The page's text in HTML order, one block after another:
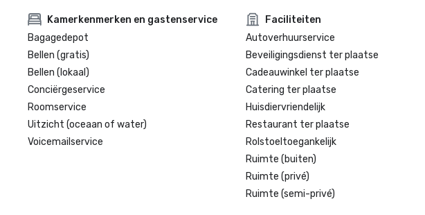
Kamerkenmerken en gastenservice
Bagagedepot
Bellen (gratis)
Bellen (lokaal)
Conciërgeservice
Roomservice
Uitzicht (oceaan of water)
Voicemailservice
Faciliteiten
Autoverhuurservice
Beveiligingsdienst ter plaatse
Cadeauwinkel ter plaatse
Catering ter plaatse
Huisdiervriendelijk
Restaurant ter plaatse
Rolstoeltoegankelijk
Ruimte (buiten)
Ruimte (privé)
Ruimte (semi-privé)